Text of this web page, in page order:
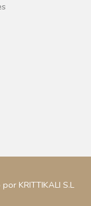
KRITTIKALI S.L